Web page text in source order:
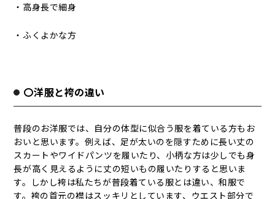
・高身長で細身
・ふくよかな方
〇洋服と袴の違い
普段のお洋服では、自分の体型に似合う服を着ている方もお
おいと思います。例えば、足が太いのを隠すために長い丈の
スカートやワイドパンツを履いたり、小柄な方は少しでも身
長が高く見えるように丈の短いもの履いたりすると思いま
す。しかし袴は私たちが普段着ている服とは違い、和服で
す。袴の首元の襟はスッキリとしています、ウエスト部分で